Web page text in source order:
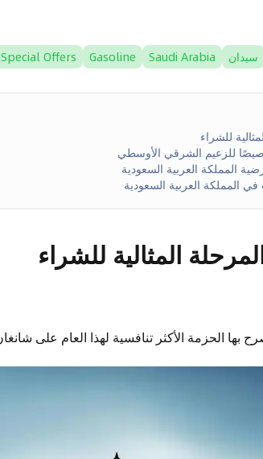
سيدان Saudi Arabia
Gasoline
Special Offers
للشراء
للزعيم الشرقي الأوسطي
المملكة العربية السعودية
المملكة العربية السعودية
المثالية للشراء